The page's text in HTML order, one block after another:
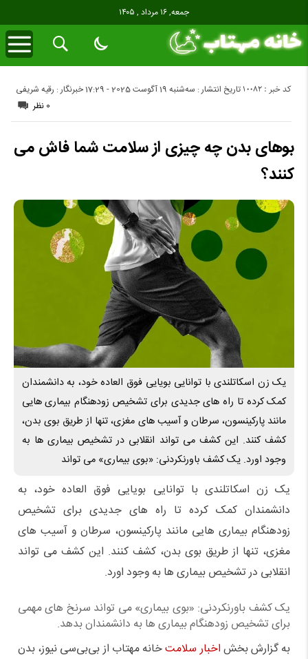
جمعه, ۱۶ مرداد , ۱۴۰۵
تاریخ انتشار : سه‌شنبه 19 آگوست 2025 - 17:29 خبرنگار : رقیه شریفی کد خبر : 10082
0 نظر
بوهای بدن چه چیزی از سلامت شما فاش می
کنند؟
یک زن اسکاتلندی با توانایی بویایی فوق العاده خود، به دانشمندان
کمک کرده تا راه های جدیدی برای تشخیص زودهنگام بیماری هایی
مانند پارکینسون، سرطان و آسیب های مغزی، تنها از طریق بوی بدن،
کشف کنند. این کشف می تواند انقلابی در تشخیص بیماری ها به
وجود اورد. یک کشف باورنکردنی: «بوی بیماری» می تواند
یک زن اسکاتلندی با توانایی بویایی فوق العاده خود، به
دانشمندان کمک کرده تا راه های جدیدی برای تشخیص
زودهنگام بیماری هایی مانند پارکینسون، سرطان و آسیب های
مغزی، تنها از طریق بوی بدن، کشف کنند. این کشف می تواند
انقلابی در تشخیص بیماری ها به وجود اورد.
یک کشف باورنکردنی: «بوی بیماری» می تواند سرنخ های مهمی
برای تشخیص زودهنگام بیماری ها به دانشمندان بدهد.
به گزارش بخشاخبار سلامتخانه مهتاب از بی‌بی‌سی نیوز، بدن